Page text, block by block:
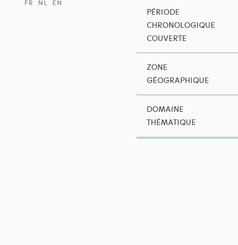
FR
NL EN
PÉRIODE
CHRONOLOGIQUE
COUVERTE
ZONE
GÉOGRAPHIQUE
DOMAINE
THÉMATIQUE